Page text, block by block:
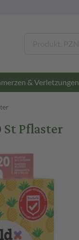
& Verletzungen
Pflaster